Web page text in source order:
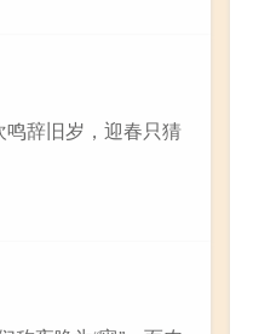
辞旧岁，迎春只猜